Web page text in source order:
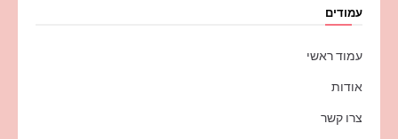
עמודים
עמוד ראשי
אודות
צרו קשר